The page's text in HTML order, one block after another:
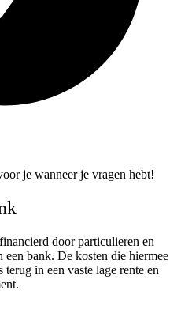
je wanneer je vragen hebt!
door particulieren en
bank. De kosten die hiermee
in een vaste lage rente en